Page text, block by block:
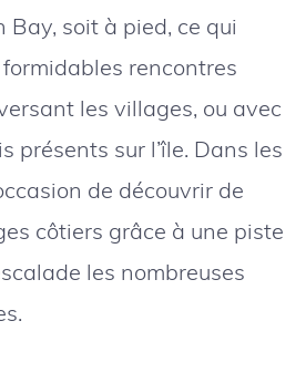
Bay, soit à pied, ce qui
rencontres
les villages, ou avec
présents sur l’île. Dans les
de découvrir de
côtiers grâce à une piste
les nombreuses